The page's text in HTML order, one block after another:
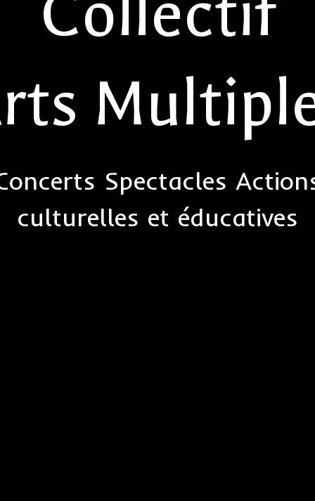
Spectacles
culturelles et éducatives